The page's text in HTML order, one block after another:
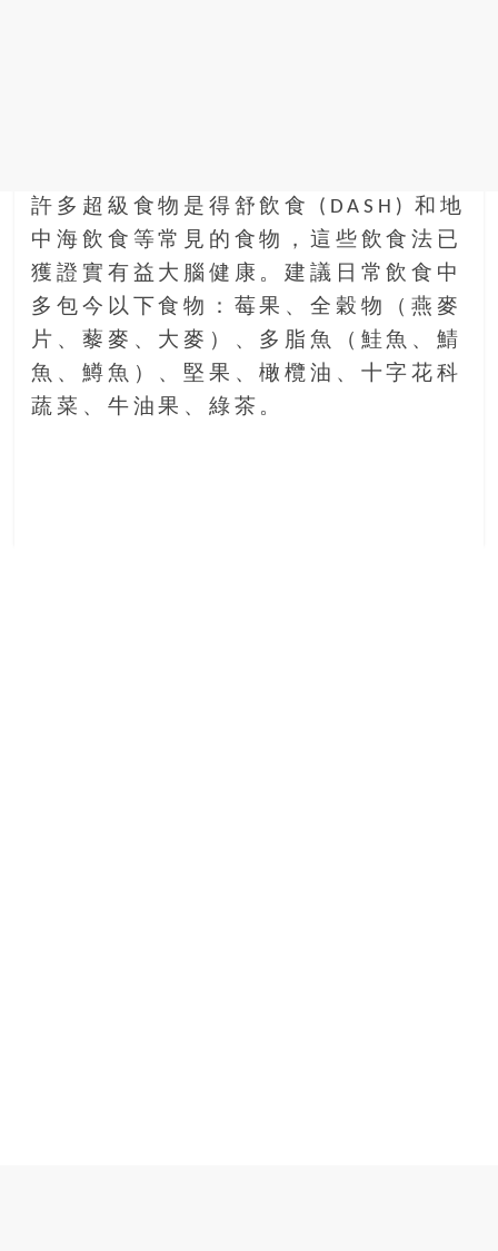
許多超級食物是得舒飲食 (DASH) 和地
中海飲食等常見的食物，這些飲食法已
獲證實有益大腦健康。建議日常飲食中
多包今以下食物：莓果、全穀物（燕麥
片、藜麥、大麥）、多脂魚（鮭魚、鯖
魚、鱒魚）、堅果、橄欖油、十字花科
蔬菜、牛油果、綠茶。